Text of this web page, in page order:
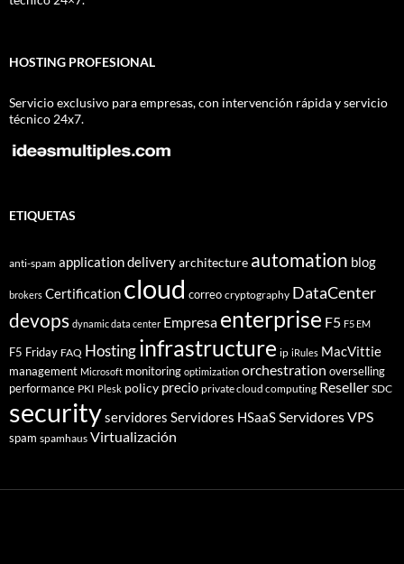
HOSTING PROFESIONAL
Servicio exclusivo para empresas, con intervención rápida y servicio
técnico 24x7.
ETIQUETAS
anti-spam application deliveryarchitecture automation blog
brokers Certification cloud correo cryptography DataCenter
devops dynamic data center Empresa enterprise F5 F5 EM
F5 Friday FAQ Hostinginfrastructure ip iRules MacVittie
management Microsoft monitoring optimization orchestration overselling
performance PKI Plesk policy precio private cloud computing Reseller SDC
securityservidores Servidores HSaaSServidores VPS
spam spamhaus Virtualización